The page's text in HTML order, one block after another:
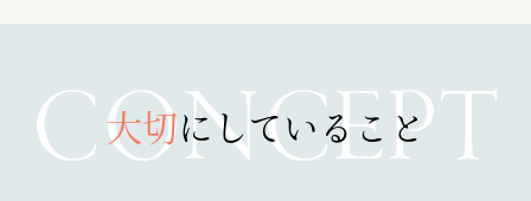
また、休診期間中は診療を行っておりませ
月14日（金）より通常通り診療いたしま
す。
大切にしていること
CONCEPT